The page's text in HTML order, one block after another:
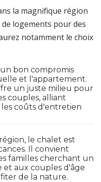
la magnifique région
logements pour des
notamment le choix
bon compromis
et l'appartement.
un juste milieu pour
couples, alliant
les coûts d'entretien
le chalet est
Il convient
familles cherchant un
et aux couples d'âge
de la nature.